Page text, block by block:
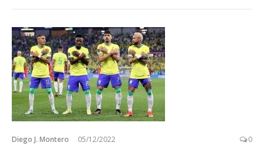
Diego J. Montero 05/12/2022 0